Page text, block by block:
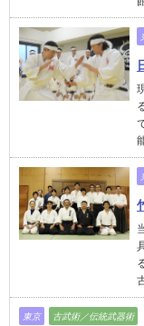
東京 古武術／伝統武器術